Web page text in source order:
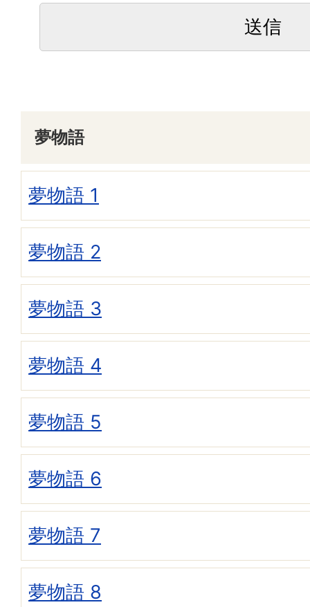
夢物語
夢物語 1
夢物語 2
夢物語 3
夢物語 4
夢物語 5
夢物語 6
夢物語 7
夢物語 8